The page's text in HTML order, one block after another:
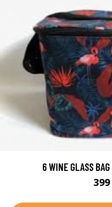
6 WINE GLASS
399